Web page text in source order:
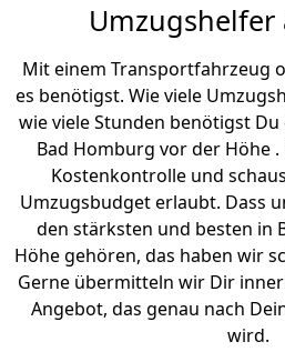
Mit einem Transportfahrzeug
es benötigst. Wie viele
wie viele Stunden benötigst
Bad Homburg vor der Höhe
Kostenkontrolle und
Umzugsbudget erlaubt. Dass
den stärksten und besten in
Höhe gehören, das haben wir
Gerne übermitteln wir Dir
Angebot, das genau nach
wird.